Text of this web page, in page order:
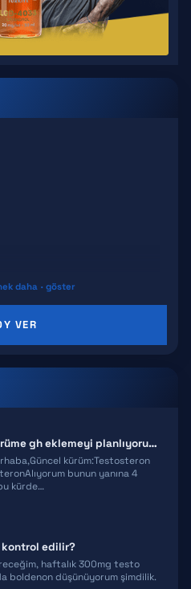
daha · göster
VER
Testo+npp+mast kürüme gh eklemeyi planlıyorum ekstra önerileriniz olur…
kürüm:Testosteron
bunun yanına 4
kürde…
kontrol edilir?
haftalık 300mg testo
boldenon düşünüyorum şimdilik.